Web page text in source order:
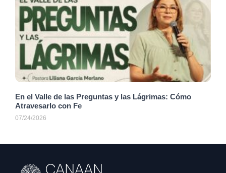
En el Valle de las Preguntas y las Lágrimas: Cómo
Atravesarlo con Fe
07/24/2026